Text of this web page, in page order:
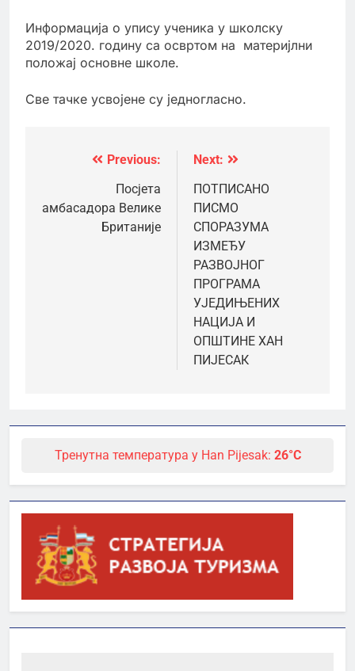
Информација о упису ученика у школску
2019/2020. годину са освртом на материјлни
положај основне школе.
Све тачке усвојене су једногласно.
КретањеPrevious:
Посјета
амбасадора Велике
Британије
Next:
ПОТПИСАНО
ПИСМО
СПОРАЗУМА
ИЗМЕЂУ
РАЗВОЈНОГ
ПРОГРАМА
УЈЕДИЊЕНИХ
НАЦИЈА И
ОПШТИНЕ ХАН
ПИЈЕСАК
Тренутна температура у Han Pijesak: 26°C